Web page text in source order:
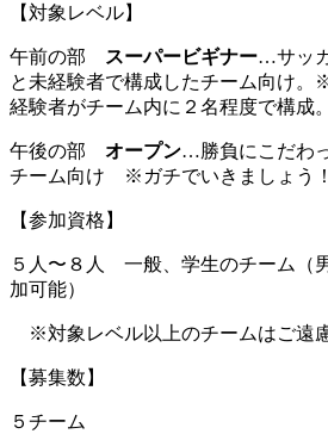
【対象レベル】
午前の部 スーパービギナー…サッ
と未経験者で構成したチーム向け
経験者がチーム内に２名程度で構成。
午後の部 オープン…勝負にこだわ
チーム向け ※ガチでいきましょう！
【参加資格】
５人〜８人 一般、学生のチーム（
加可能）
※対象レベル以上のチームはご遠慮
【募集数】
５チーム